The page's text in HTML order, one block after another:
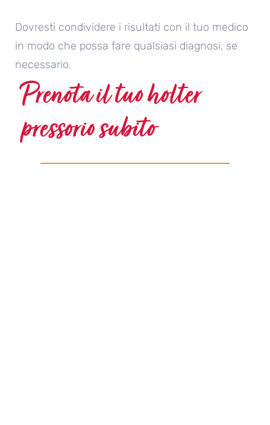
Dovresti condividere i risultati con il tuo medico
in modo che possa fare qualsiasi diagnosi, se
necessario.
Prenota il tuo holter
pressorio subito